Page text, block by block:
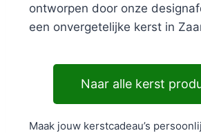
ontworpen door onze
een onvergetelijke kerst in
Naar alle kerst
Maak jouw kerstcadeau’s